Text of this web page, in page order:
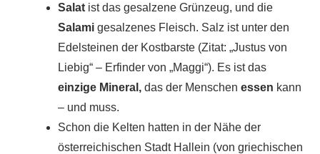
Salat ist das gesalzene Grünzeug, und die
Salami gesalzenes Fleisch. Salz ist unter den
Edelsteinen der Kostbarste (Zitat: „Justus von
Liebig“ – Erfinder von „Maggi“). Es ist das
einzige Mineral, das der Menschen essen kann
– und muss.
Schon die Kelten hatten in der Nähe der
österreichischen Stadt Hallein (von griechischen